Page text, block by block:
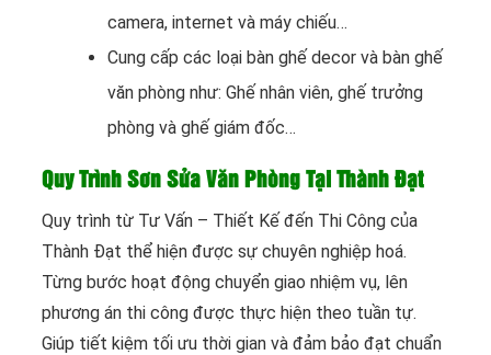
camera, internet và máy chiếu…
Cung cấp các loại bàn ghế decor và bàn ghế
văn phòng như: Ghế nhân viên, ghế trưởng
phòng và ghế giám đốc…
Quy Trình Sơn Sửa Văn Phòng Tại Thành Đạt
Quy trình từ Tư Vấn – Thiết Kế đến Thi Công của
Thành Đạt thể hiện được sự chuyên nghiệp hoá.
Từng bước hoạt động chuyển giao nhiệm vụ, lên
phương án thi công được thực hiện theo tuần tự.
Giúp tiết kiệm tối ưu thời gian và đảm bảo đạt chuẩn